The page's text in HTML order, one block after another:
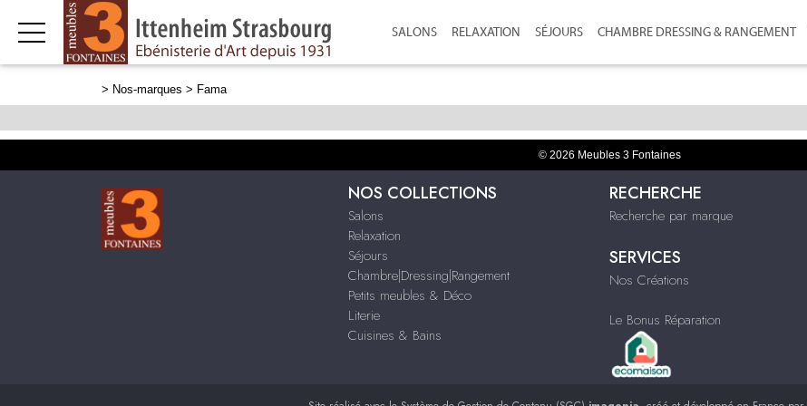
SALONS RELAXATION SÉJOURS CHAMBRE DRESSING & RANGEMENT
> Nos-marques > Fama
© 2026 Meubles 3 Fontaines
NOS COLLECTIONS
Salons
Relaxation
Séjours
Chambre|Dressing|Rangement
Petits meubles & Déco
Literie
Cuisines & Bains
RECHERCHE
Recherche par marque
SERVICES
Nos Créations
Le Bonus Réparation